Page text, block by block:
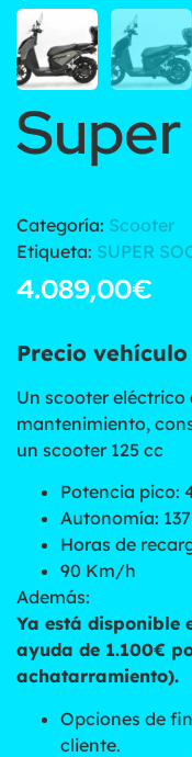
Categoría: Scooter
Etiqueta: SUPER
4.089,00€
Precio
Un scooter
mantenimiento,
un scooter 125 cc
Potencia pico:
Autonomía:
Horas de
90 Km/h
Además:
Ya está disponible
ayuda de 1.100€
achatarramiento).
Opciones de
cliente.